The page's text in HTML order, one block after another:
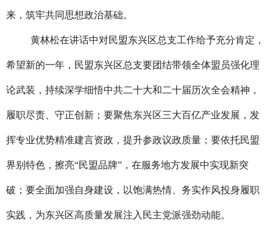
来，筑牢共同思想政治基础。
黄林松在讲话中对民盟东兴区总支工作给予充分肯定，
希望新的一年，民盟东兴区总支要团结带领全体盟员强化理
论武装，持续深学细悟中共二十大和二十届历次全会精神，
履职尽责、守正创新；要聚焦东兴区三大百亿产业发展，发
挥专业优势精准建言资政，提升参政议政质量；要依托民盟
界别特色，擦亮“民盟品牌”，在服务地方发展中实现新突
破；要全面加强自身建设，以饱满热情、务实作风投身履职
实践，为东兴区高质量发展注入民主党派强劲动能。